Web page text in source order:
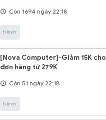
Còn 1694 ngày 22:18
tikivn
[Nova Computer]-Giảm 15K cho
đơn hàng từ 279K
Còn 51 ngày 22:18
tikivn